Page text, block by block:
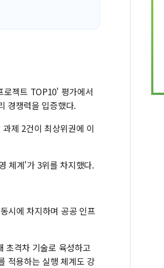
젝트 TOP10' 평가에서
경쟁력을 입증했다.
제 2건이 최상위권에 이
체계'가 3위를 차지했다.
시에 차지하며 공공 인프
초격차 기술로 육성하고
적용하는 실행 체계도 강